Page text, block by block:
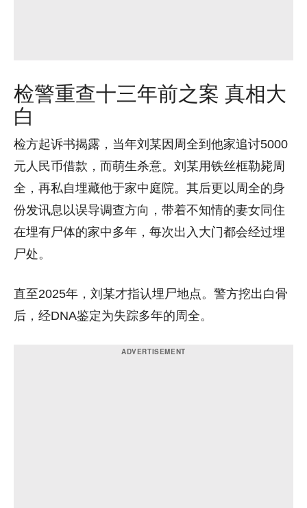
检警重查十三年前之案 真相大
白
检方起诉书揭露，当年刘某因周全到他家追讨5000
元人民币借款，而萌生杀意。刘某用铁丝框勒毙周
全，再私自埋藏他于家中庭院。其后更以周全的身
份发讯息以误导调查方向，带着不知情的妻女同住
在埋有尸体的家中多年，每次出入大门都会经过埋
尸处。
直至2025年，刘某才指认埋尸地点。警方挖出白骨
后，经DNA鉴定为失踪多年的周全。